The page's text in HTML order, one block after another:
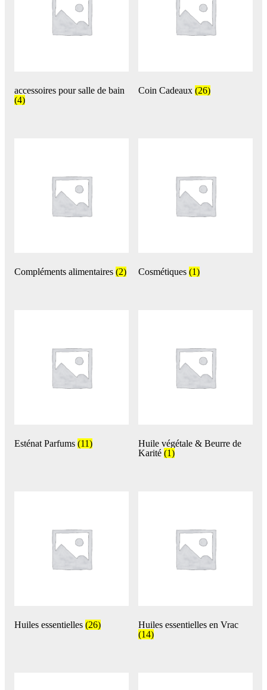
accessoires pour salle de bain
(4)
Coin Cadeaux (26)
Compléments alimentaires (2) Cosmétiques (1)
Esténat Parfums (11)
Huile végétale & Beurre de
Karité (1)
Huiles essentielles (26)
Huiles essentielles en Vrac
(14)